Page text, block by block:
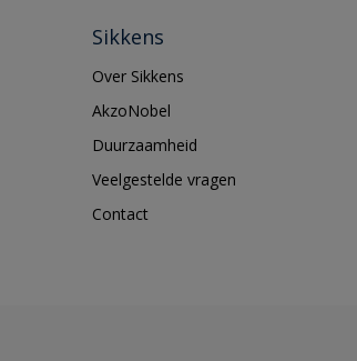
Sikkens
Over Sikkens
AkzoNobel
Duurzaamheid
Veelgestelde vragen
Contact